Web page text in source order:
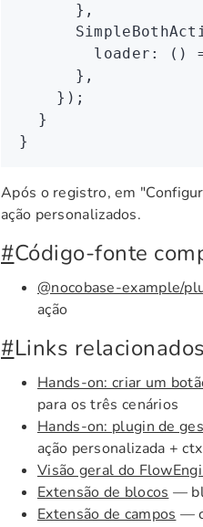
      }
,
        loader
: ()
      }
,
    });
  }
}
Após o registro, em
ação personalizados.
#Código-fonte
@nocobase-example/
ação
#Links relacionados
Hands-on: criar um
para os três cenários
Hands-on: plugin de
ação personalizada +
Visão geral do
Extensão de blocos —
Extensão de campos —